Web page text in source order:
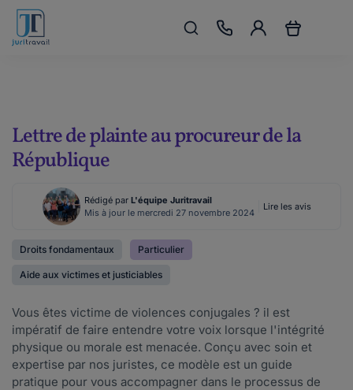
Lettre de plainte au procureur de la
République
Rédigé par L'équipe Juritravail
Mis à jour le mercredi 27 novembre 2024
Lire les avis
Droits fondamentaux Particulier
Aide aux victimes et justiciables
Vous êtes victime de violences conjugales ? il est
impératif de faire entendre votre voix lorsque l'intégrité
physique ou morale est menacée. Conçu avec soin et
expertise par nos juristes, ce modèle est un guide
pratique pour vous accompagner dans le processus de